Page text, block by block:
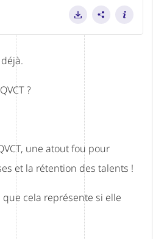
?
une atout fou pour
et la rétention des talents !
cela représente si elle